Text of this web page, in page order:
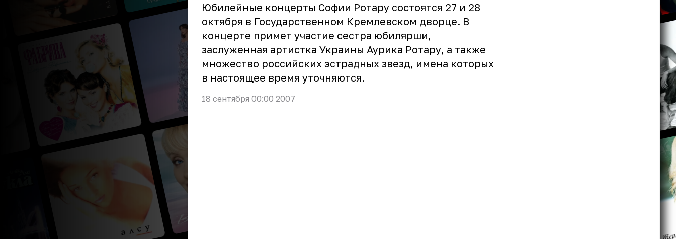
Юбилейные концерты Софии Ротару состоятся 27 и 28
октября в Государственном Кремлевском дворце. В
концерте примет участие сестра юбилярши,
заслуженная артистка Украины Аурика Ротару, а также
множество российских эстрадных звезд, имена которых
в настоящее время уточняются.
18 сентября 00:00 2007